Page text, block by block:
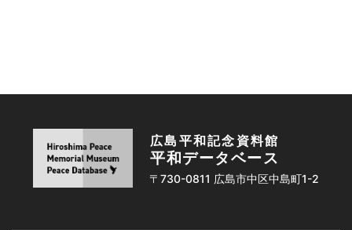
広島平和記念資料館
平和データベース
〒730-0811 広島市中区中島町1-2